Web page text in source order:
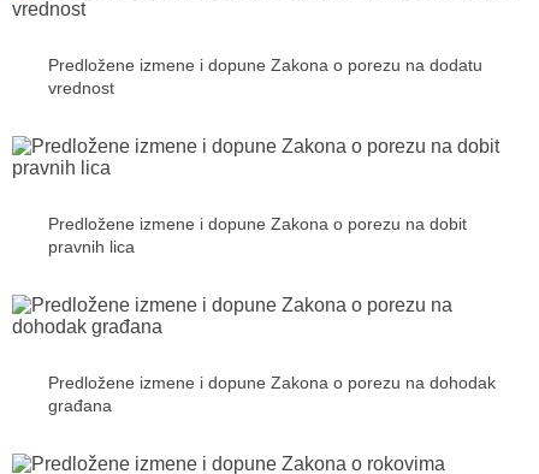
Predložene izmene i dopune Zakona o porezu na dodatu
vrednost
Predložene izmene i dopune Zakona o porezu na dobit
pravnih lica
Predložene izmene i dopune Zakona o porezu na dohodak
građana